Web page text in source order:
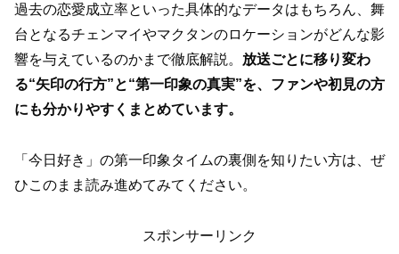
過去の恋愛成立率といった具体的なデータはもちろん、舞
台となるチェンマイやマクタンのロケーションがどんな影
響を与えているのかまで徹底解説。 放送ごとに移り変わ
る“矢印の行方”と“第一印象の真実”を、ファンや初見の方
にも分かりやすくまとめています。
「今日好き」の第一印象タイムの裏側を知りたい方は、ぜ
ひこのまま読み進めてみてください。
スポンサーリンク